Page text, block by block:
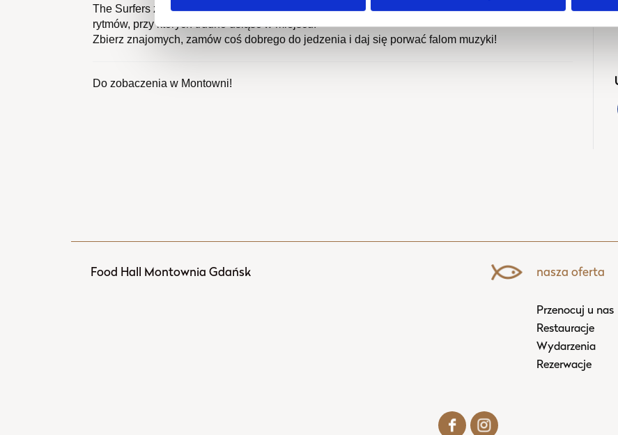
The Surfers zabiorą Was w muzyczną podróż pełną rock’n’rollowej energii, wakacyjnego luzu i
rytmów, przy których trudno usiąść w miejscu.
Zbierz znajomych, zamów coś dobrego do jedzenia i daj się porwać falom muzyki!
Do zobaczenia w Montowni!
Food Hall Montownia Gdańsk nasza oferta
Przenocuj u nas
Restauracje
Wydarzenia
Rezerwacje